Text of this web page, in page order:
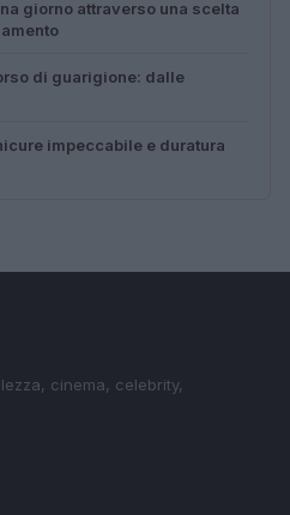
giorno attraverso una scelta
di guarigione: dalle
impeccabile e duratura
cinema, celebrity,